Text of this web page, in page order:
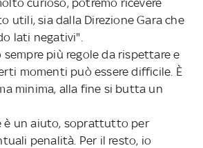
utili, sia dalla Direzione Gara che
lati negativi".
sempre più regole da rispettare e
momenti può essere difficile. È
minima, alla fine si butta un
è un aiuto, soprattutto per
penalità. Per il resto, io